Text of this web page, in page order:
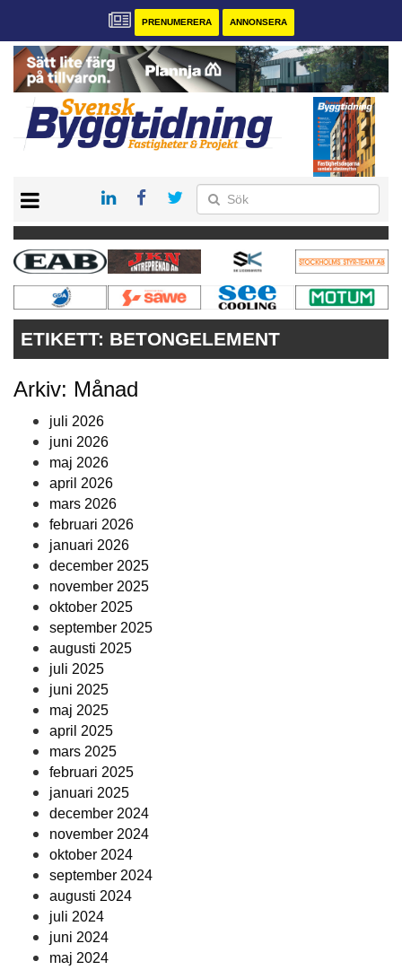
PRENUMERERA ANNONSERA
PRENUMERERA
VÅRA ANDRA MAGASIN
ANNONSERA
KONTAKT
ETIKETT: BETONGELEMENT
Arkiv: Månad
juli 2026
juni 2026
maj 2026
april 2026
mars 2026
februari 2026
januari 2026
december 2025
november 2025
oktober 2025
september 2025
augusti 2025
juli 2025
juni 2025
maj 2025
april 2025
mars 2025
februari 2025
januari 2025
december 2024
november 2024
oktober 2024
september 2024
augusti 2024
juli 2024
juni 2024
maj 2024